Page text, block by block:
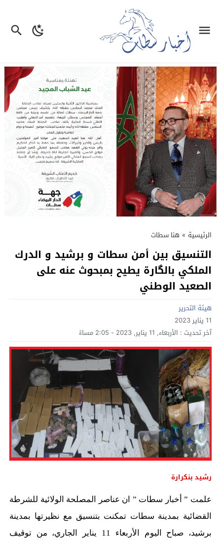
الرئيسية » هنا سطات
التنسيق بين أمن سطات و برشيد و الدرك
الملكي بالگارة يطيح بمبحوث عنه على
الصعيد الوطني
هيئة التحرير
11 يناير 2023
آخر تحديث : الأربعاء, 11 يناير, 2023 - 2:05 مساءً
رشيد بنكرارة
علمت ” أخبار سطات ” ان عناصر المصلحة الولائية للشرطة
القضائية بمدينة سطات تمكنت بتنسيق مع نظيرتها بمدينة
برشيد، صباح اليوم الأربعاء 11 يناير الجاري، من توقيف